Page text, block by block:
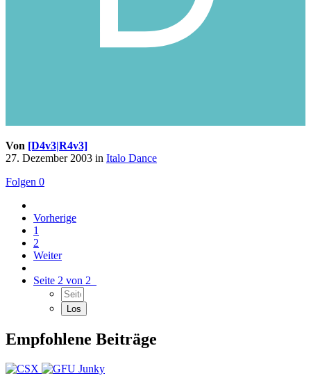
Von [D4v3|R4v3]
27. Dezember 2003 in Italo Dance
Folgen 0
Vorherige
1
2
Weiter
Seite 2 von 2
Empfohlene Beiträge